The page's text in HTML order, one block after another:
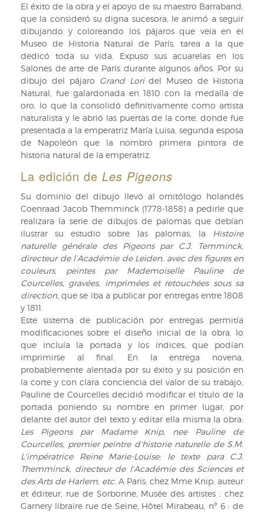
de
la
Real
Biblioteca
de
la
obra
Histoire
naturelle
des
Tangaras,
des
Manakins
et
des
Todiers
de
Anselme-
Gaëtan
Desmarest
ilustrada
por
Jacques
Barraband
(RB
VIII-
2139).
El éxito de la obra y el apoyo de su maestro Barraband,
que la consideró su digna sucesora, le animó a seguir
dibujando y coloreando los pájaros que veía en el
Museo de Historia Natural de París, tarea a la que
dedicó toda su vida. Expuso sus acuarelas en los
Salones de arte de París durante algunos años. Por su
dibujo del pájaro Grand Loridel Museo de Historia
Natural, fue galardonada en 1810 con la medalla de
oro, lo que la consolidó definitivamente como artista
naturalista y le abrió las puertas de la corte, donde fue
presentada a la emperatriz María Luisa, segunda esposa
de Napoleón que la nombró primera pintora de
historia natural de la emperatriz.
La edición de Les Pigeons
Su dominio del dibujo llevó al ornitólogo holandés
Coenraad Jacob Themminck (1778-1858) a pedirle que
realizara la serie de dibujos de palomas que debían
ilustrar su estudio sobre las palomas, la
Histoire
naturelle générale des Pigeons par C.J. Temminck,
directeur de l’Académie de Leiden, avec des figures en
couleurs, peintes par Mademoiselle Pauline de
Courcelles, gravées, imprimées et retouchées sous sa
direction, que se iba a publicar por entregas entre 1808
y 1811.
Este sistema de publicación por entregas permitía
modificaciones sobre el diseño inicial de la obra, lo
que incluía la portada y los índices, que podían
imprimirse al final. En la entrega novena,
probablemente alentada por su éxito y su posición en
la corte y con clara conciencia del valor de su trabajo,
Pauline de Courcelles decidió modificar el título de la
portada poniendo su nombre en primer lugar, por
delante del autor del texto y editar ella misma la obra:
Les Pigeons par Madame Knip, nee Pauline de
Courcelles, premier peintre d'historie naturelle de S.M.
L'impératrice Reine Marie-Louise; le texte para C.J.
Themminck, directeur de l'Académie des Sciences et
des Arts de Harlem, etc. A Paris: chez Mme Knip, auteur
et éditeur, rue de Sorbonne, Musée des artistes : chez
Garnery libraire rue de Seine, Hôtel Mirabeau, nº 6 : de